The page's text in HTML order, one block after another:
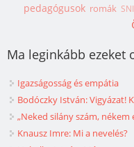
pedagógusok romák SNI
Ma leginkább ezeket
Igazságosság és empátia
Bodóczky István: Vigyázat!
„Neked silány szám, nékem
Knausz Imre: Mi a nevelés?